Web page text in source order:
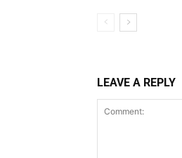
LEAVE A REPLY